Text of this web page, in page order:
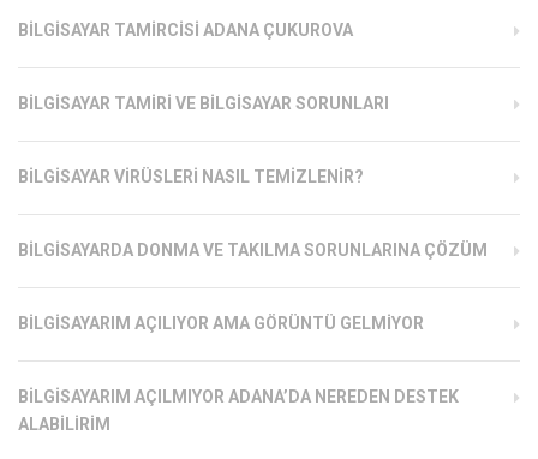
BILGISAYAR TAMIRCISI ADANA ÇUKUROVA
BILGISAYAR TAMIRI VE BILGISAYAR SORUNLARI
BILGISAYAR VIRÜSLERI NASIL TEMIZLENIR?
BILGISAYARDA DONMA VE TAKILMA SORUNLARINA ÇÖZÜM
BILGISAYARIM AÇILIYOR AMA GÖRÜNTÜ GELMIYOR
BILGISAYARIM AÇILMIYOR ADANA’DA NEREDEN DESTEK
ALABILIRIM